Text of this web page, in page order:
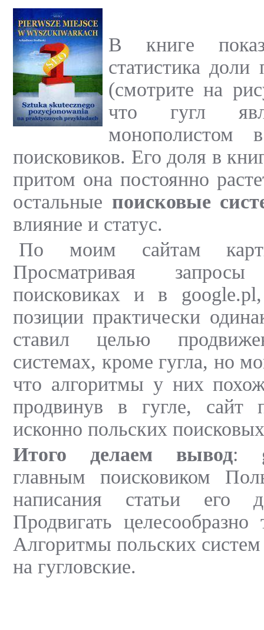
В книге
статистика доли
(смотрите на
что гугл
монополистом
поисковиков. Его доля в
притом она постоянно
остальные поисковые
влияние и статус.
По моим сайтам
Просматривая
поисковиках и в
позиции практически
ставил целью
системах, кроме гугла, но
что алгоритмы у них
продвинув в гугле, сайт
исконно польских
Итого делаем вывод:
главным поисковиком
написания статьи его
Продвигать
Алгоритмы польских
на гугловские.